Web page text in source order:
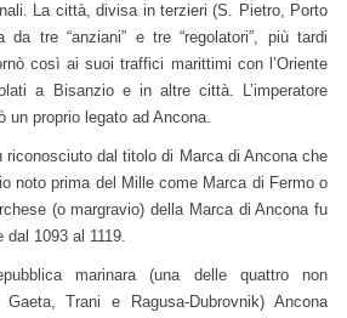
La città, divisa in terzieri (S. Pietro, Porto
da tre “anziani” e tre “regolatori”, più tardi
così ai suoi traffici marittimi con l’Oriente
a Bisanzio e in altre città. L’imperatore
un proprio legato ad Ancona.
riconosciuto dal titolo di Marca di Ancona che
noto prima del Mille come Marca di Fermo o
(o margravio) della Marca di Ancona fu
dal 1093 al 1119.
marinara (una delle quattro non
Trani e Ragusa-Dubrovnik) Ancona